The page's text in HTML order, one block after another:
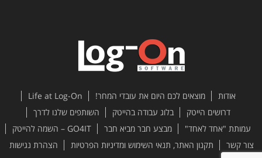
אודות מוצאים לכם היום את עובדי המחר!
Life at Log-On
דרושים הייטק
בלוג עבודה בהייטק
השותפים שלנו לדרך
עמותת "אחד לאחד"
מבצע חבר מביא חבר
GO4IT – השמה להייטק
צור קשר
תקנון האתר, תנאי השימוש ומדיניות הפרטיות הצהרת נגישות